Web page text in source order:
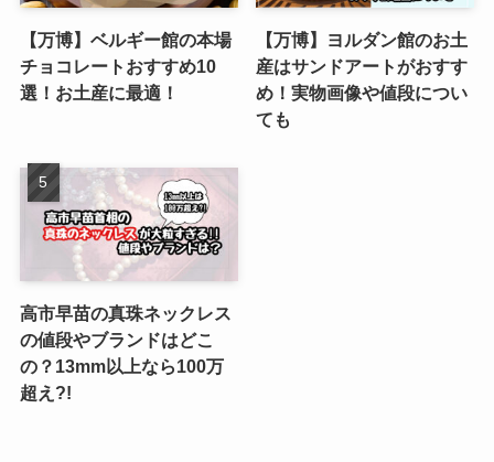
【万博】ベルギー館の本場
チョコレートおすすめ10
選！お土産に最適！
【万博】ヨルダン館のお土
産はサンドアートがおすす
め！実物画像や値段につい
ても
高市早苗の真珠ネックレス
の値段やブランドはどこ
の？13mm以上なら100万
超え?!